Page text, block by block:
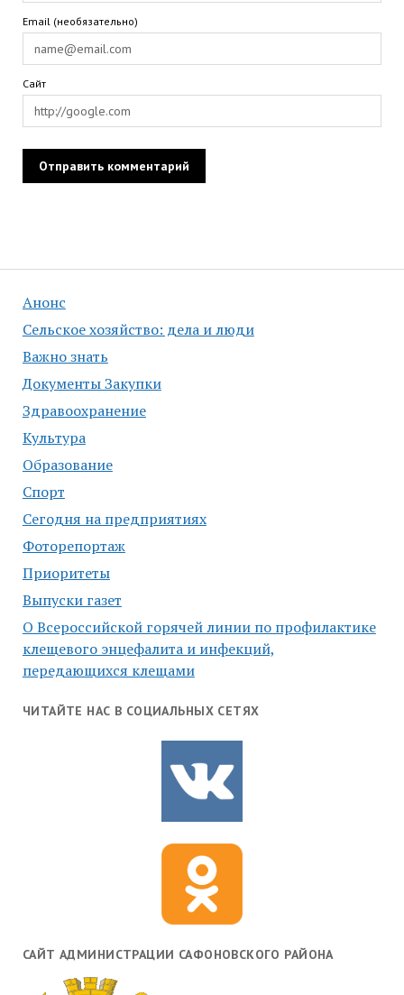
Анонс
Сельское хозяйство: дела и люди
Важно знать
Документы Закупки
Здравоохранение
Культура
Образование
Спорт
Сегодня на предприятиях
Фоторепортаж
Приоритеты
Выпуски газет
О Всероссийской горячей линии по профилактике
клещевого энцефалита и инфекций,
передающихся клещами
ЧИТАЙТЕ НАС В СОЦИАЛЬНЫХ СЕТЯХ
САЙТ АДМИНИСТРАЦИИ САФОНОВСКОГО РАЙОНА
Email (необязательно)
Сайт